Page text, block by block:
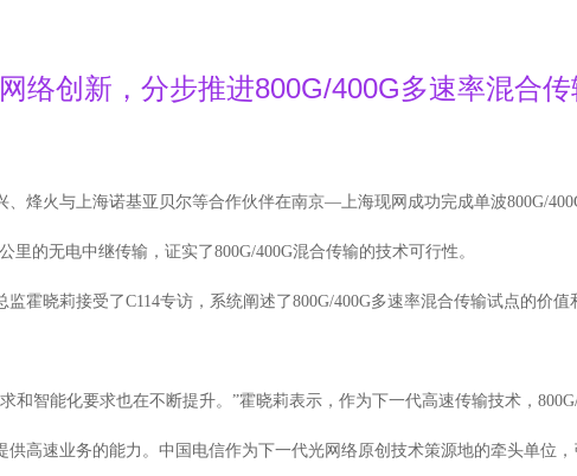
络创新，分步推进800G/400G多速率混合
火与上海诺基亚贝尔等合作伙伴在南京—上海现网成功完成单波800G/
的无电中继传输，证实了800G/400G混合传输的技术可行性。
霍晓莉接受了C114专访，系统阐述了800G/400G多速率混合传输试点的价值
和智能化要求也在不断提升。”霍晓莉表示，作为下一代高速传输技术，
高速业务的能力。中国电信作为下一代光网络原创技术策源地的牵头单位